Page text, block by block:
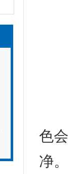
色
净。